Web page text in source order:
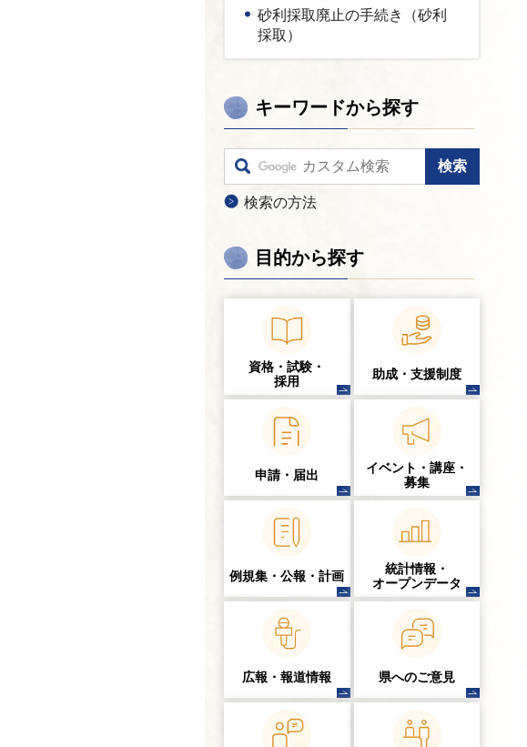
砂利採取廃止の手続き（砂利
採取）
キーワードから探す
検索の方法
目的から探す
資格・試験・
採用
助成・支援制度
申請・届出
イベント・講座・
募集
例規集・公報・計画
統計情報・
オープンデータ
広報・報道情報 県へのご意見